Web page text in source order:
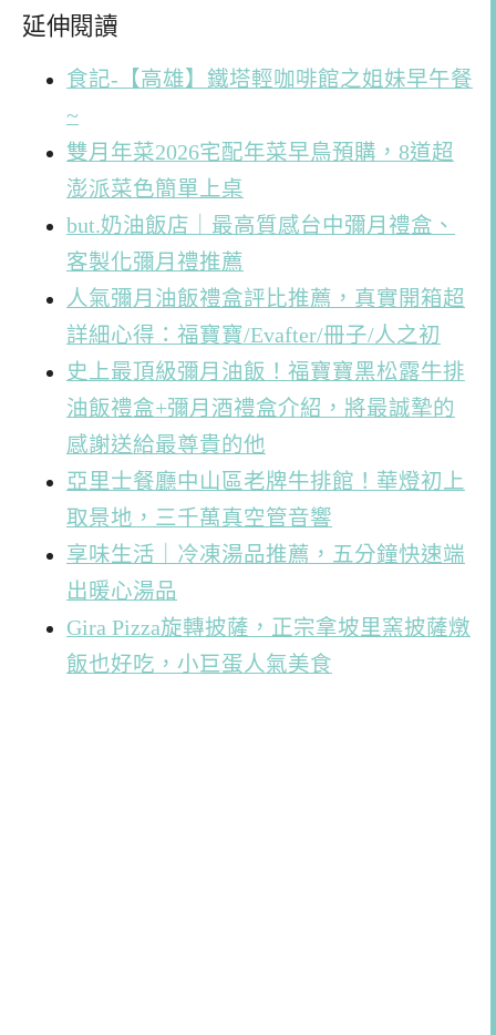
延伸閱讀
食記-【高雄】鐵塔輕咖啡館之姐妹早午餐
~
雙月年菜2026宅配年菜早鳥預購，8道超
澎派菜色簡單上桌
but.奶油飯店｜最高質感台中彌月禮盒、
客製化彌月禮推薦
人氣彌月油飯禮盒評比推薦，真實開箱超
詳細心得：福寶寶/Evafter/冊子/人之初
史上最頂級彌月油飯！福寶寶黑松露牛排
油飯禮盒+彌月酒禮盒介紹，將最誠摯的
感謝送給最尊貴的他
亞里士餐廳中山區老牌牛排館！華燈初上
取景地，三千萬真空管音響
享味生活｜冷凍湯品推薦，五分鐘快速端
出暖心湯品
Gira Pizza旋轉披薩，正宗拿坡里窯披薩燉
飯也好吃，小巨蛋人氣美食